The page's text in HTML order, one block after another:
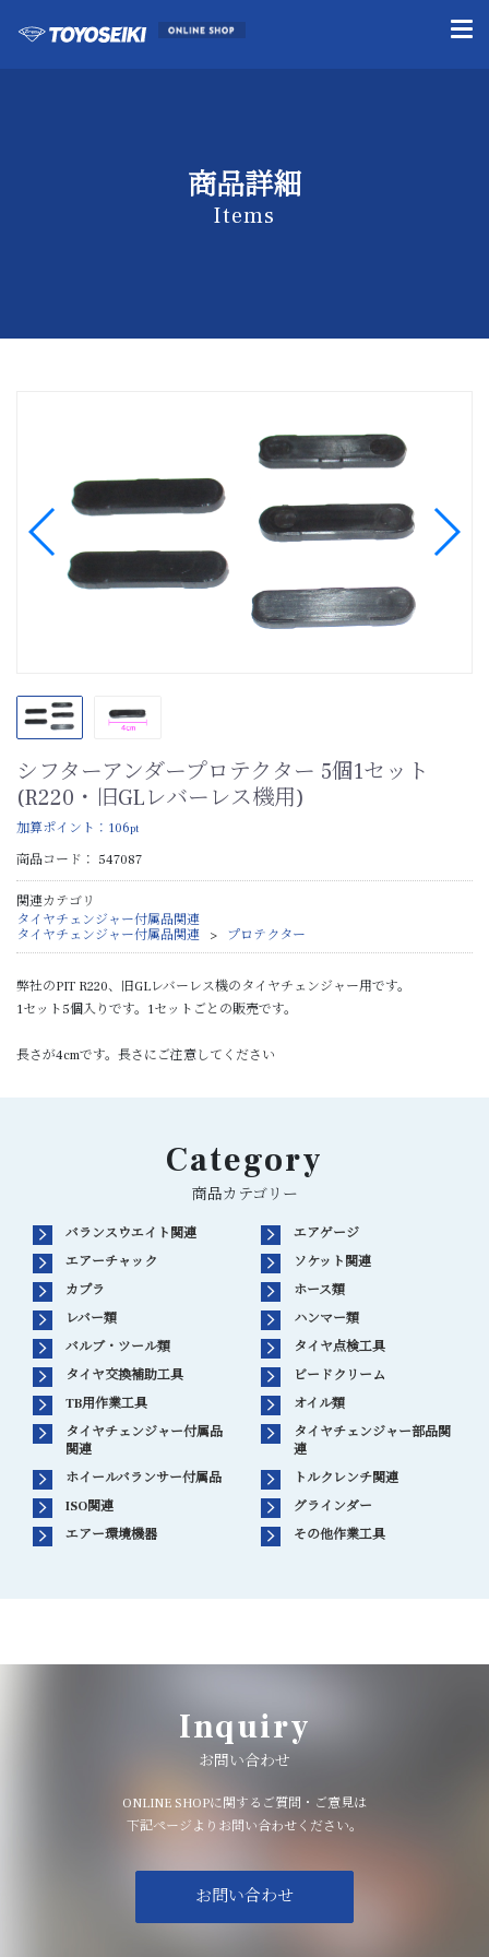
商品詳細
Items
シフターアンダープロテクター 5個1セット
(R220・旧GLレバーレス機用)
加算ポイント： 106pt
商品コード： 547087
関連カテゴリ
タイヤチェンジャー付属品関連
タイヤチェンジャー付属品関連
プロテクター
弊社のPIT R220、旧GLレバーレス機のタイヤチェンジャー用です。
1セット5個入りです。1セットごとの販売です。
長さが4cmです。長さにご注意してください
Category
商品カテゴリー
バランスウエイト関連
エアゲージ
エアーチャック
ソケット関連
カプラ
ホース類
レバー類
ハンマー類
バルブ・ツール類
タイヤ点検工具
タイヤ交換補助工具
ビードクリーム
TB用作業工具
オイル類
タイヤチェンジャー付属品
関連
タイヤチェンジャー部品関
連
ホイールバランサー付属品
トルクレンチ関連
ISO関連
グラインダー
エアー環境機器
その他作業工具
Inquiry
お問い合わせ
ONLINE SHOPに関するご質問・ご意見は
下記ページよりお問い合わせください。
お問い合わせ